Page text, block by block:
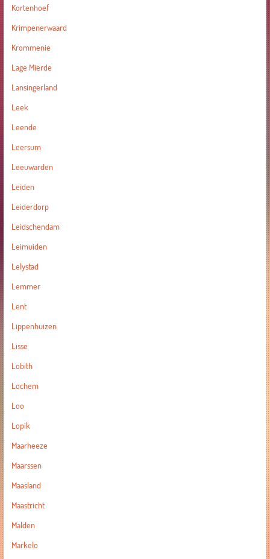
Kortenhoef
Krimpenerwaard
Krommenie
Lage Mierde
Lansingerland
Leek
Leende
Leersum
Leeuwarden
Leiden
Leiderdorp
Leidschendam
Leimuiden
Lelystad
Lemmer
Lent
Lippenhuizen
Lisse
Lobith
Lochem
Loo
Lopik
Maarheeze
Maarssen
Maasland
Maastricht
Malden
Markelo